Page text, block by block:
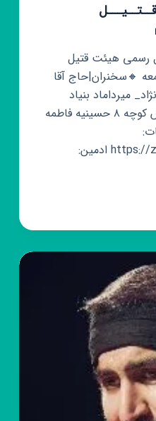
هیئت قتیل
🔸️سخنران|حاج آقا
میرداماد بنیاد
-خیابان شهید کریمی _نبش کوچه ۸ حسینیه فاطمه
https://zil.ink/www.velayah.com ادمین: